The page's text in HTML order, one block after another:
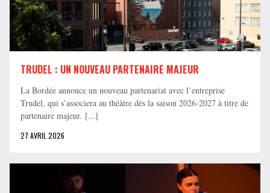
TRUDEL : UN NOUVEAU PARTENAIRE MAJEUR
La Bordée annonce un nouveau partenariat avec l’entreprise
Trudel, qui s’associera au théâtre dès la saison 2026-2027 à titre de
partenaire majeur. [...]
27 AVRIL 2026